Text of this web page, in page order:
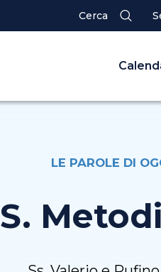
Cerca
LE PAROLE DI
S.